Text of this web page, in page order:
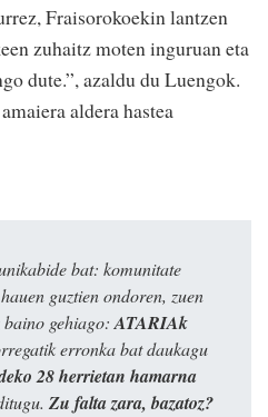
Fraisorokoekin lantzen
zuhaitz moten inguruan eta
dute.”, azaldu du Luengok.
aldera hastea
bat: komunitate
guztien ondoren, zuen
gehiago: ATARIAk
erronka bat daukagu
28 herrietan hamarna
Zu falta zara, bazatoz?